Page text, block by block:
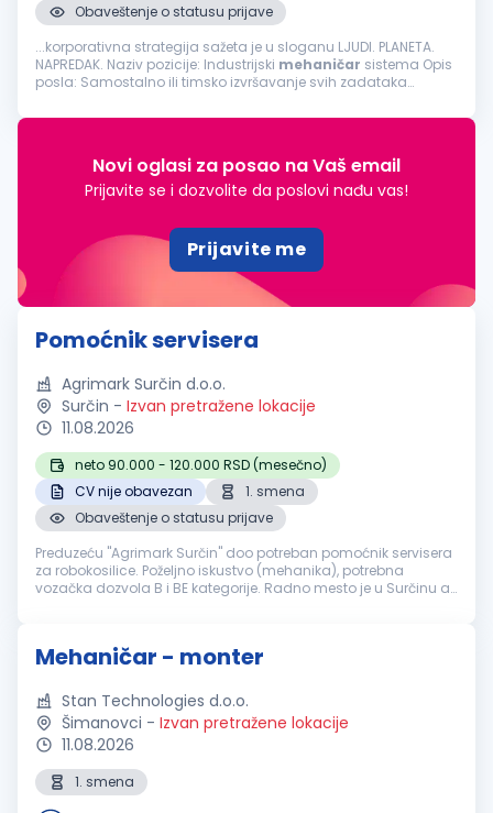
Obaveštenje o statusu prijave
...korporativna strategija sažeta je u sloganu LJUDI. PLANETA.
NAPREDAK. Naziv pozicije: Industrijski mehaničar sistema Opis
posla: Samostalno ili timsko izvršavanje svih zadataka
kvarova i otklanjanje...
Novi oglasi za posao na Vaš email
Prijavite se i dozvolite da poslovi nađu vas!
Prijavite me
Pomoćnik servisera
Agrimark Surčin d.o.o.
Surčin - Izvan pretražene lokacije
11.08.2026
neto 90.000 - 120.000 RSD (mesečno)
CV nije obavezan
1. smena
Obaveštenje o statusu prijave
Preduzeću "Agrimark Surčin" doo potreban pomoćnik servisera
za robokosilice. Poželjno iskustvo (mehanika), potrebna
vozačka dozvola B i BE kategorije. Radno mesto je u Surčinu a
Mehaničar - monter
Stan Technologies d.o.o.
Šimanovci - Izvan pretražene lokacije
11.08.2026
1. smena